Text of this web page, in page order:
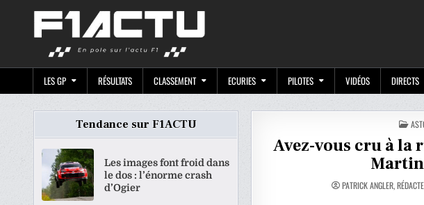
LES GP RÉSULTATS CLASSEMENT ECURIES PILOTES VIDÉOS DIRECTS
IN
Avez-vous cru à la
PATRICK ANGLER,
Tendance sur F1ACTU
Les images font froid dans
le dos : l’énorme crash
d’Ogier